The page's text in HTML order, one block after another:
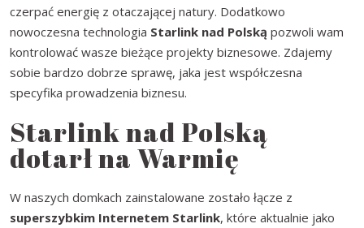
czerpać energię z otaczającej natury. Dodatkowo
nowoczesna technologia Starlink nad Polską pozwoli wam
kontrolować wasze bieżące projekty biznesowe. Zdajemy
sobie bardzo dobrze sprawę, jaka jest współczesna
specyfika prowadzenia biznesu.
Starlink nad Polską
dotarł na Warmię
W naszych domkach zainstalowane zostało łącze z
superszybkim Internetem Starlink, które aktualnie jako